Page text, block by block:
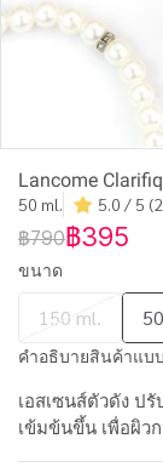
Lancome
50 ml. 5.0 / 5
฿790฿395
ขนาด
150 ml.
คำอธิบายสินค้าแบ
เอสเซนส์ตัวดัง ป
เข้มข้นขึ้น เพื่อผิว